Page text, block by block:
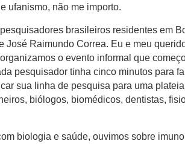
ufanismo, não me importo.
brasileiros residentes em
José Raimundo Correa. Eu e meu
o evento informal que
pesquisador tinha cinco minutos para
sua linha de pesquisa para uma
biólogos, biomédicos, dentistas,
biologia e saúde, ouvimos sobre